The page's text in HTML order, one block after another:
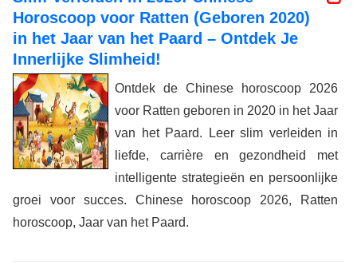
Horoscoop voor Ratten (Geboren 2020)
in het Jaar van het Paard – Ontdek Je
Innerlijke Slimheid!
Ontdek de Chinese horoscoop 2026
voor Ratten geboren in 2020 in het Jaar
van het Paard. Leer slim verleiden in
liefde, carrière en gezondheid met
intelligente strategieën en persoonlijke
groei voor succes. Chinese horoscoop 2026, Ratten
horoscoop, Jaar van het Paard.